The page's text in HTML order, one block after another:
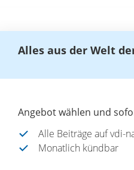
Alles aus der Welt
Angebot wählen und
Alle Beiträge auf vdi-
Monatlich kündbar